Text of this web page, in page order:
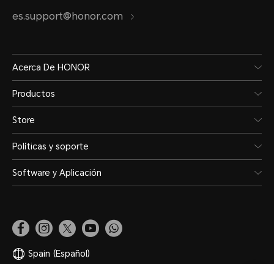
es.support@honor.com
Acerca De HONOR
Productos
Store
Políticas y soporte
Software y Aplicación
Spain (Español)